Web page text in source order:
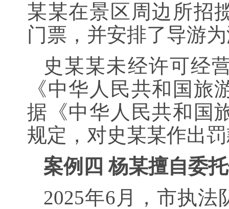
某某在景区周边所招
门票，并安排了导游
史某某未经许可经
《中华人民共和国旅
据《中华人民共和国
规定，对史某某作出
案例四 杨某擅自委
2025年6月，市执